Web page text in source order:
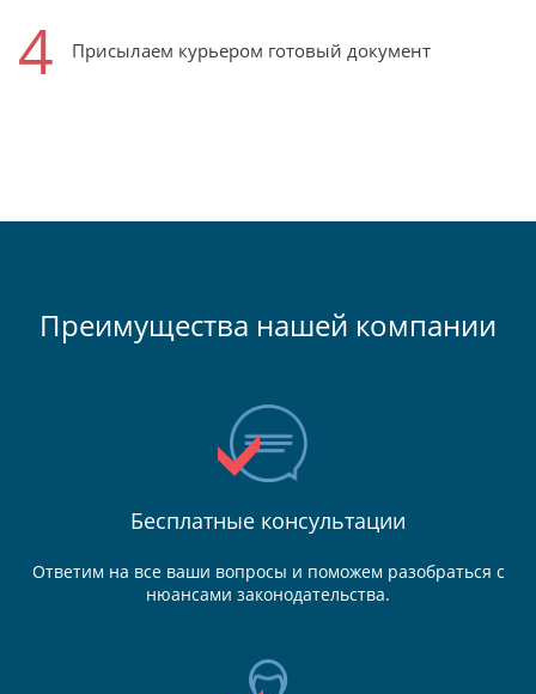
4 Присылаем курьером готовый документ
Преимущества нашей компании
Бесплатные консультации
Ответим на все ваши вопросы и поможем разобраться с
нюансами законодательства.